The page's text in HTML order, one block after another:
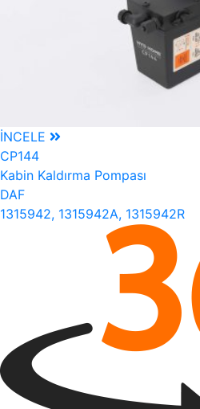
İNCELE
CP144
Kabin Kaldırma Pompası
DAF
1315942, 1315942A, 1315942R